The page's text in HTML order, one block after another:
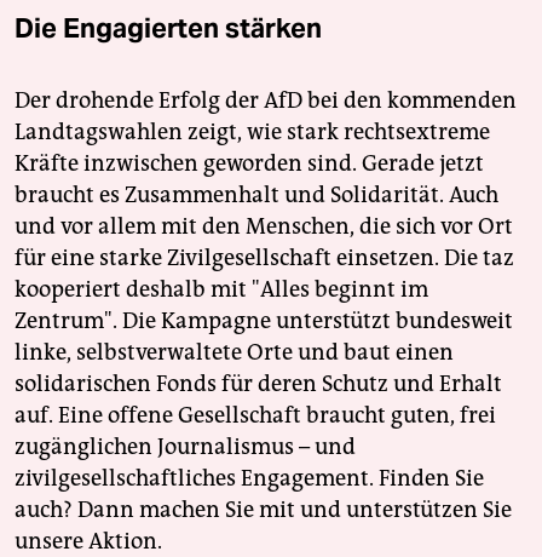
Die Engagierten stärken
Der drohende Erfolg der AfD bei den kommenden
Landtagswahlen zeigt, wie stark rechtsextreme
Kräfte inzwischen geworden sind. Gerade jetzt
braucht es Zusammenhalt und Solidarität. Auch
und vor allem mit den Menschen, die sich vor Ort
für eine starke Zivilgesellschaft einsetzen. Die taz
kooperiert deshalb mit "Alles beginnt im
Zentrum". Die Kampagne unterstützt bundesweit
linke, selbstverwaltete Orte und baut einen
solidarischen Fonds für deren Schutz und Erhalt
auf. Eine offene Gesellschaft braucht guten, frei
zugänglichen Journalismus – und
zivilgesellschaftliches Engagement. Finden Sie
auch? Dann machen Sie mit und unterstützen Sie
unsere Aktion.